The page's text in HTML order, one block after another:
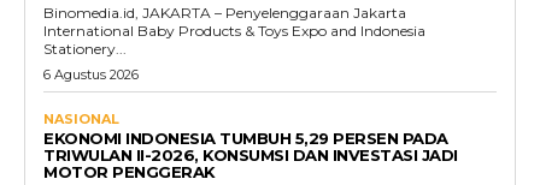
Binomedia.id, JAKARTA – Penyelenggaraan Jakarta
International Baby Products & Toys Expo and Indonesia
Stationery...
6 Agustus 2026
NASIONAL
EKONOMI INDONESIA TUMBUH 5,29 PERSEN PADA
TRIWULAN II-2026, KONSUMSI DAN INVESTASI JADI
MOTOR PENGGERAK